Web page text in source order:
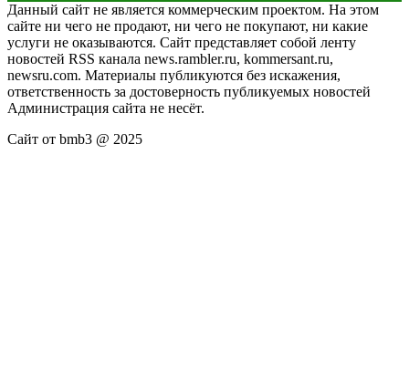
Данный сайт не является коммерческим проектом. На этом
сайте ни чего не продают, ни чего не покупают, ни какие
услуги не оказываются. Сайт представляет собой ленту
новостей RSS канала news.rambler.ru, kommersant.ru,
newsru.com. Материалы публикуются без искажения,
ответственность за достоверность публикуемых новостей
Администрация сайта не несёт.
Сайт от bmb3 @ 2025